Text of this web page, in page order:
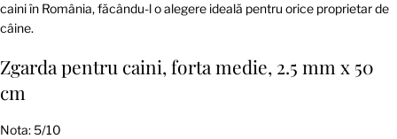
caini în România, făcându-l o alegere ideală pentru orice proprietar de
câine.
Zgarda pentru caini, forta medie, 2.5 mm x 50
cm
Nota: 5/10